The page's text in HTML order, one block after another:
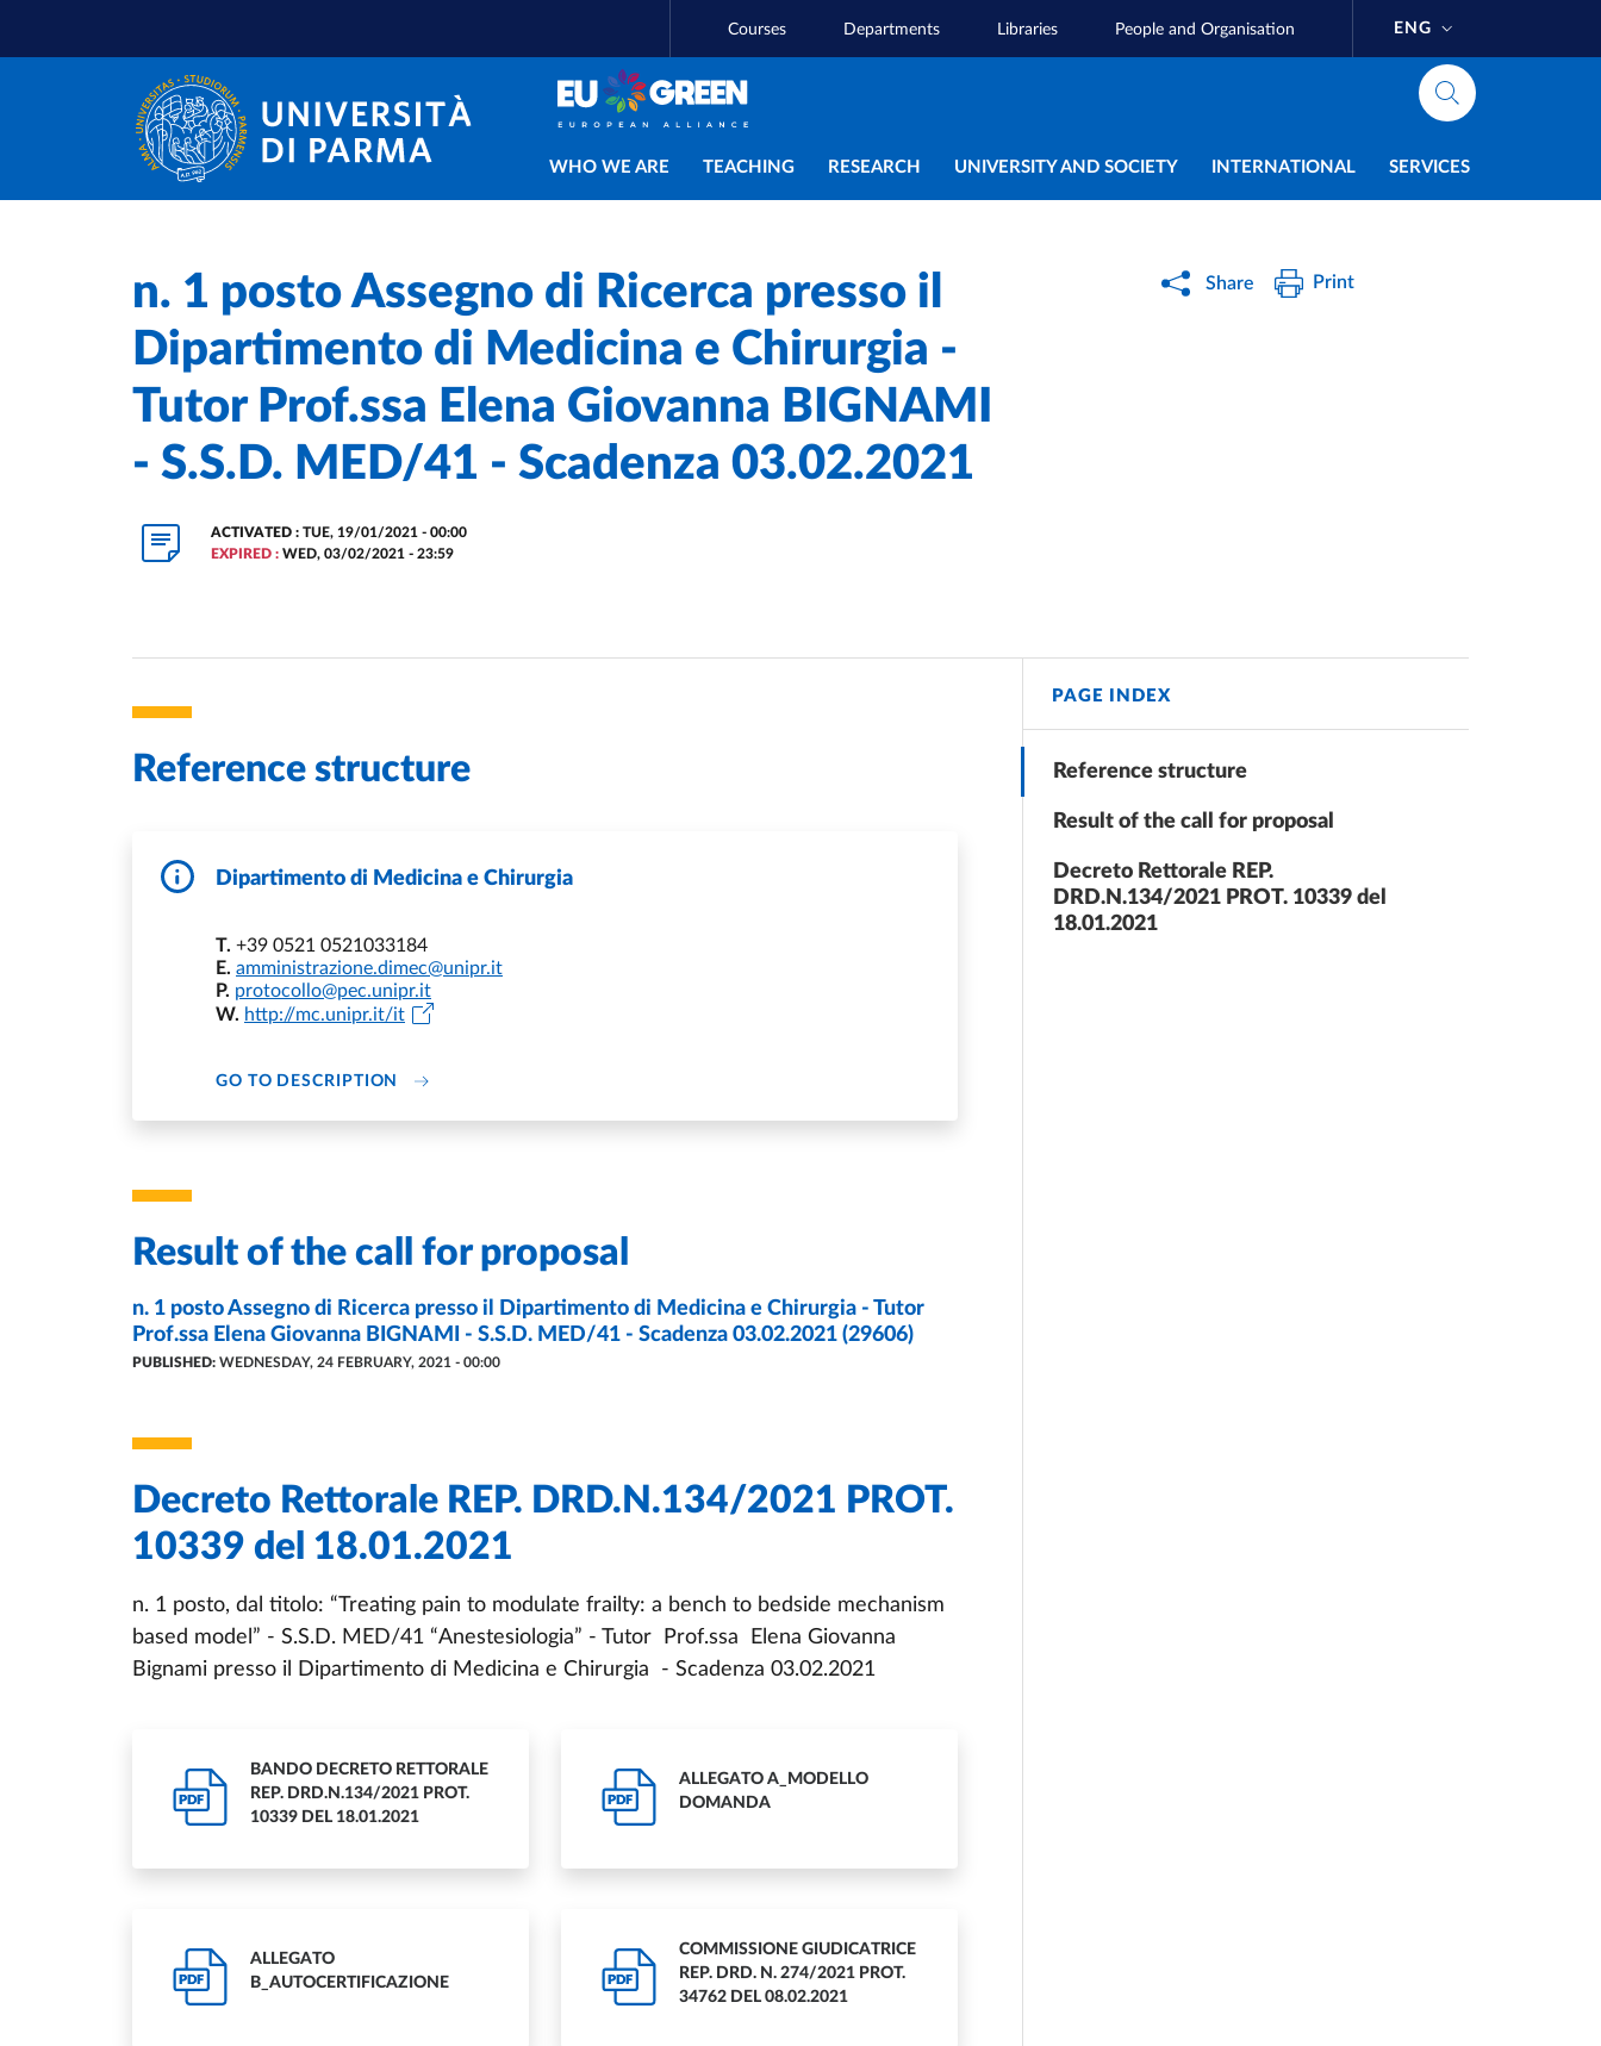
Courses Departments Libraries People and Organisation ENG
Main navigation
WHO WE ARE TEACHING RESEARCH UNIVERSITY AND SOCIETY INTERNATIONAL SERVICES
/
n. 1 posto Assegno di Ricerca presso il
Dipartimento di Medicina e Chirurgia -
Tutor Prof.ssa Elena Giovanna BIGNAMI
- S.S.D. MED/41 - Scadenza 03.02.2021
ACTIVATED : TUE, 19/01/2021 - 00:00
EXPIRED : WED, 03/02/2021 - 23:59
Share Print
PAGE INDEX
Reference structure
Result of the call for proposal
Decreto Rettorale REP.
DRD.N.134/2021 PROT. 10339 del
18.01.2021
Reference structure
Dipartimento di Medicina e Chirurgia
T. +39 0521 0521033184
E. amministrazione.dimec@unipr.it
P. protocollo@pec.unipr.it
W. http://mc.unipr.it/it
GO TO DESCRIPTION DI DIPARTIMENTO DI MEDICINA E CHIRURGIA
Result of the call for proposal
RESULT OF THE CALL FOR PROPOSAL- LAST UPDATE: 24/02/2021
n. 1 posto Assegno di Ricerca presso il Dipartimento di Medicina e Chirurgia - Tutor
Prof.ssa Elena Giovanna BIGNAMI - S.S.D. MED/41 - Scadenza 03.02.2021 (29606)
PUBLISHED: WEDNESDAY, 24 FEBRUARY, 2021 - 00:00
Decreto Rettorale REP. DRD.N.134/2021 PROT.
10339 del 18.01.2021
n. 1 posto, dal titolo: “Treating pain to modulate frailty: a bench to bedside mechanism
based model” - S.S.D. MED/41 “Anestesiologia” - Tutor Prof.ssa Elena Giovanna
Bignami presso il Dipartimento di Medicina e Chirurgia - Scadenza 03.02.2021
PDF
BANDO DECRETO RETTORALE
REP. DRD.N.134/2021 PROT.
10339 DEL 18.01.2021
PDF
ALLEGATO A_MODELLO
DOMANDA
PDF
ALLEGATO
B_AUTOCERTIFICAZIONE
PDF
COMMISSIONE GIUDICATRICE
REP. DRD. N. 274/2021 PROT.
34762 DEL 08.02.2021